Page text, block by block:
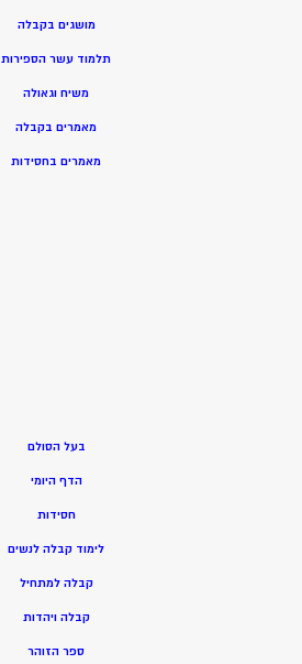
מושגים בקבלה
תלמוד עשר הספירות
משיח וגאולה
מאמרים בקבלה
מאמרים בחסידות
בעל הסולם
הדף היומי
חסידות
לימוד קבלה לנשים
קבלה למתחיל
קבלה ויהדות
ספר הזוהר